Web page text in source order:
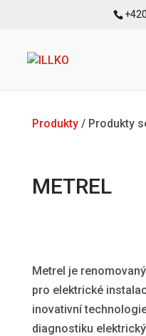
Produkty/ Produkty
METREL
Metrel je
pro elektrické
inovativní
diagnostiku